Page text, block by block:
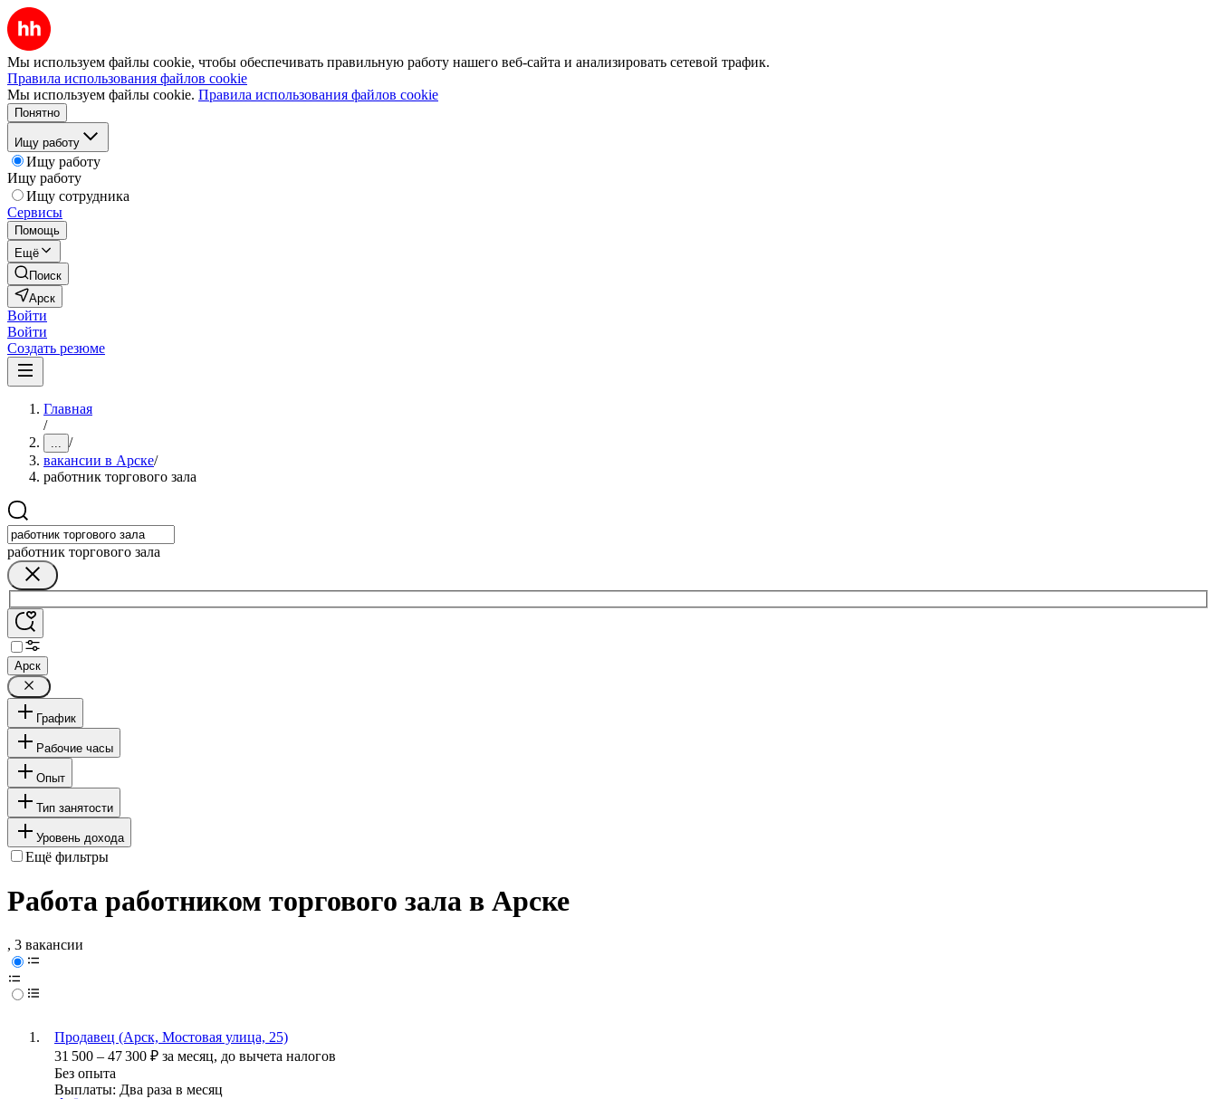
Мы используем файлы cookie, чтобы обеспечивать правильную работу нашего веб-сайта и анализировать сетевой трафик.
Правила использования файлов cookie
Мы используем файлы cookie. Правила использования файлов cookie
Понятно
Ищу работу
Ищу работу
Ищу работу
Ищу сотрудника
Сервисы
Помощь
Ещё
Поиск
Арск
Войти
Войти
Создать резюме
Главная
/
... /
вакансии в Арске/
работник торгового зала
работник торгового зала
Арск
График
Рабочие часы
Опыт
Тип занятости
Уровень дохода
Ещё фильтры
Работа работником торгового зала в Арске
, 3 вакансии
Продавец (Арск, Мостовая улица, 25)
31 500 – 47 300 ₽ за месяц, до вычета налогов
Без опыта
Выплаты: Два раза в месяц